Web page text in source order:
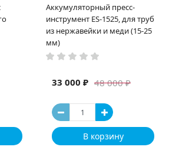
Аккумуляторный пресс-
инструмент ES-1525, для труб
из нержавейки и меди (15-25
мм)
48 000 ₽
33 000 ₽
В корзину